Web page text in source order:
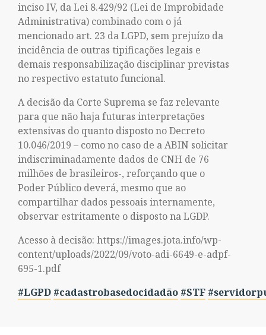
inciso IV, da Lei 8.429/92 (Lei de Improbidade
Administrativa) combinado com o já
mencionado art. 23 da LGPD, sem prejuízo da
incidência de outras tipificações legais e
demais responsabilização disciplinar previstas
no respectivo estatuto funcional.
A decisão da Corte Suprema se faz relevante
para que não haja futuras interpretações
extensivas do quanto disposto no Decreto
10.046/2019 – como no caso de a ABIN solicitar
indiscriminadamente dados de CNH de 76
milhões de brasileiros-, reforçando que o
Poder Público deverá, mesmo que ao
compartilhar dados pessoais internamente,
observar estritamente o disposto na LGDP.
Acesso à decisão: https://images.jota.info/wp-
content/uploads/2022/09/voto-adi-6649-e-adpf-
695-1.pdf
#LGPD #cadastrobasedocidadão #STF